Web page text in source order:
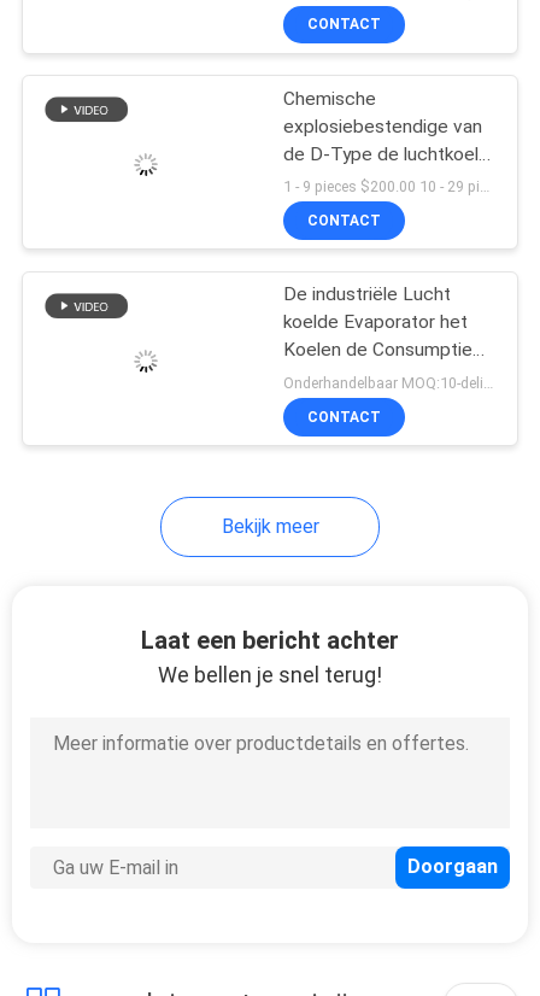
D Type Evaporator
platenwarmtewisselaar
Koude
opslagcompressor
110
condensatie eenheid
luchtkoelers
CONTACT
Chemische
explosiebestendige van
de D-Type de luchtkoeler
in drie stadia
evaporatorr404a koude
ruimte
1 - 9 pieces $200.00 10 - 29 pieces $180.00 >= 30 pieces $140.00 MOQ:10
CONTACT
De industriële Lucht
koelde Evaporator het
Koelen de Consumptie
Lange Levensduur van
de Systemen Lage
Macht
Onderhandelbaar MOQ:10-delige / Pieces
CONTACT
Bekijk meer
Laat een bericht achter
We bellen je snel terug!